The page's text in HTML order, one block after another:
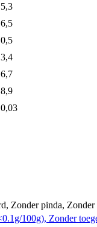
5,3
6,5
0,5
3,4
6,7
8,9
0,03
, Zonder pinda, Zonder
100g), Zonder